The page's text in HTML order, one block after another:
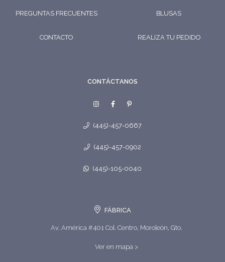
PREGUNTAS FRECUENTES
CONTACTO
BLUSAS
REALIZA TU PEDIDO
CONTÁCTANOS
(445)-457-0667
(445)-457-0902
(445)-105-0040
FÁBRICA
Av. América #401 Col. Centro, Moroleón, Gto.
Ver en mapa >